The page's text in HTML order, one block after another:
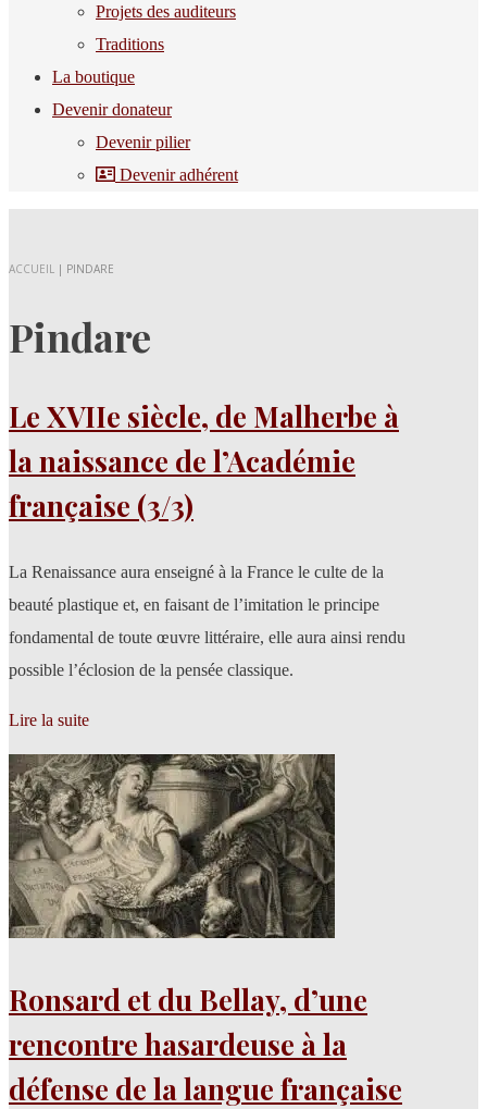
Projets des auditeurs
Traditions
La boutique
Devenir donateur
Devenir pilier
Devenir adhérent
ACCUEIL | PINDARE
Pindare
Le XVIIe siècle, de Malherbe à
la naissance de l’Académie
française (3/3)
La Renaissance aura enseigné à la France le culte de la
beauté plastique et, en faisant de l’imitation le principe
fondamental de toute œuvre littéraire, elle aura ainsi rendu
possible l’éclosion de la pensée classique.
Lire la suite
Ronsard et du Bellay, d’une
rencontre hasardeuse à la
défense de la langue française